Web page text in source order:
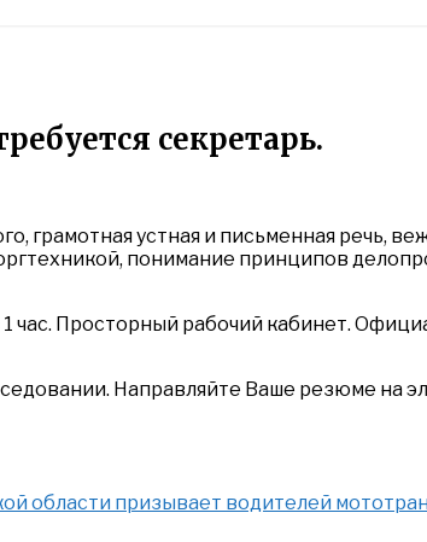
секретарь.
грамотная устная и письменная речь,
понимание принципов
час. Просторный рабочий кабинет.
Направляйте Ваше резюме на
области призывает водителей